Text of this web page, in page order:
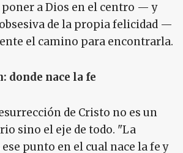
a Dios en el centro — y
de la propia felicidad —
el camino para encontrarla.
donde nace la fe
de Cristo no es un
sino el eje de todo. "La
punto en el cual nace la fe y